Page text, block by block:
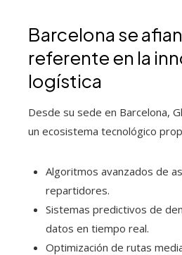
Barcelona se
referente en la
logística
Desde su sede en Barcelona,
un ecosistema tecnológico
Algoritmos avanzados de
repartidores.
Sistemas predictivos de
datos en tiempo real.
Optimización de rutas